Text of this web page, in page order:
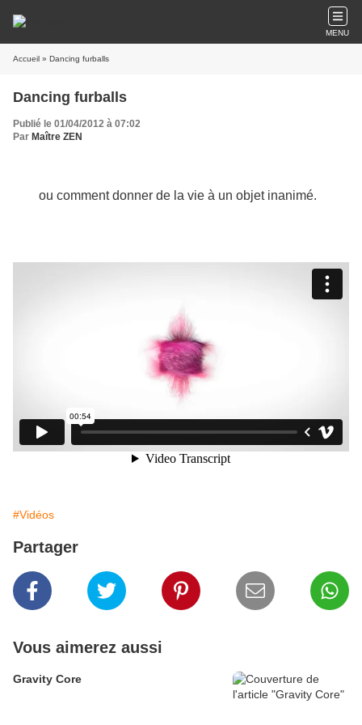
MENU
Accueil » Dancing furballs
Dancing furballs
Publié le 01/04/2012 à 07:02
Par Maître ZEN
ou comment donner de la vie à un objet inanimé.
#Vidéos
Partager
Vous aimerez aussi
Gravity Core